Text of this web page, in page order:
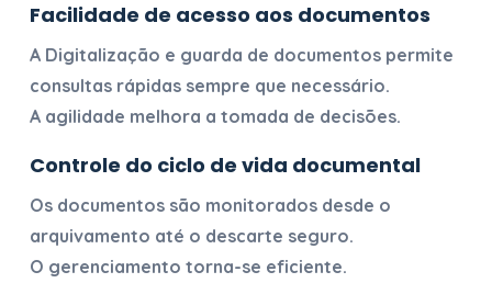
Facilidade de acesso aos documentos
A Digitalização e guarda de documentospermite
consultas rápidas sempre que necessário.
A agilidade melhora a tomada de decisões.
Controle do ciclo de vida documental
Os documentos são monitorados desde o
arquivamento até o descarte seguro.
O gerenciamento torna-se eficiente.